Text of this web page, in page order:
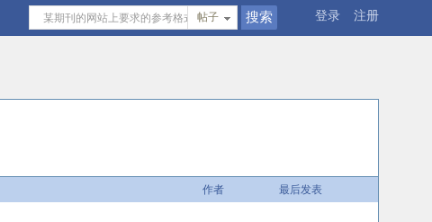
登录 注册
帖子
作者 最后发表